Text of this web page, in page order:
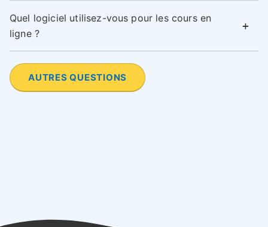
Quel logiciel utilisez-vous pour les cours en
ligne ?
AUTRES QUESTIONS